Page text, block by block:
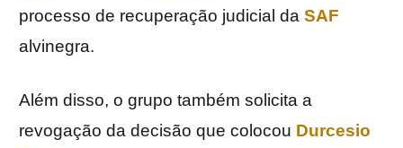
processo de recuperação judicial da SAF
alvinegra.
Além disso, o grupo também solicita a
revogação da decisão que colocou Durcesio